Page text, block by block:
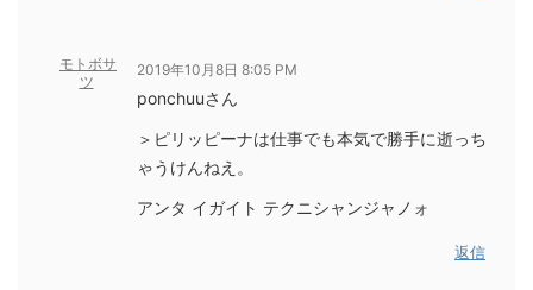
モトボサ
ツ
2019年10月8日 8:05 PM
ponchuuさん
＞ピリッピーナは仕事でも本気で勝手に逝っち
ゃうけんねえ。
アンタ イガイト テクニシャンジャノォ
返信